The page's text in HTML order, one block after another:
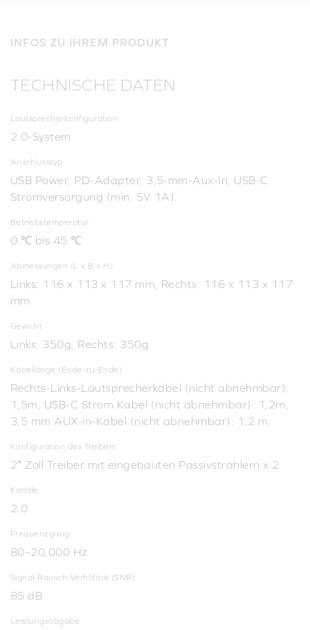
INFOS ZU IHREM PRODUKT
TECHNISCHE DATEN
Lautsprecherkonfiguration
2.0-System
Anschlusstyp
USB Power, PD-Adapter, 3,5-mm-Aux-In, USB-C
Stromversorgung (min. 5V 1A)
Betriebstemperatur
0 ℃ bis 45 ℃
Abmessungen (L x B x H)
Links: 116 x 113 x 117 mm, Rechts: 116 x 113 x 117
mm
Gewicht
Links: 350g, Rechts: 350g
Kabellänge (Ende-zu-Ende)
Rechts-Links-Lautsprecherkabel (nicht abnehmbar):
1,5m, USB-C Strom Kabel (nicht abnehmbar): 1,2m,
3,5 mm AUX-in-Kabel (nicht abnehmbar): 1,2 m
Konfiguration des Treibers
2″ Zoll Treiber mit eingebauten Passivstrahlern x 2
Kanäle
2.0
Frequenzgang
80–20,000 Hz
Signal-Rausch-Verhältnis (SNR)
85 dB
Leistungsabgabe